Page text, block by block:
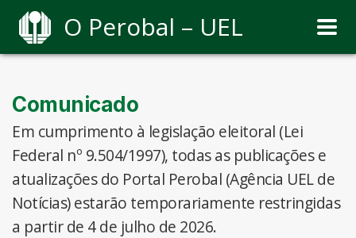
O Perobal – UEL
Comunicado
Em cumprimento à legislação eleitoral (Lei
Federal nº 9.504/1997), todas as publicações e
atualizações do Portal Perobal (Agência UEL de
Notícias) estarão temporariamente restringidas
a partir de 4 de julho de 2026.